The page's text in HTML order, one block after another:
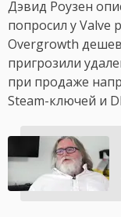
Дэвид Роузен
попросил у Valve
Overgrowth
пригрозили
при продаже
Steam-ключей и